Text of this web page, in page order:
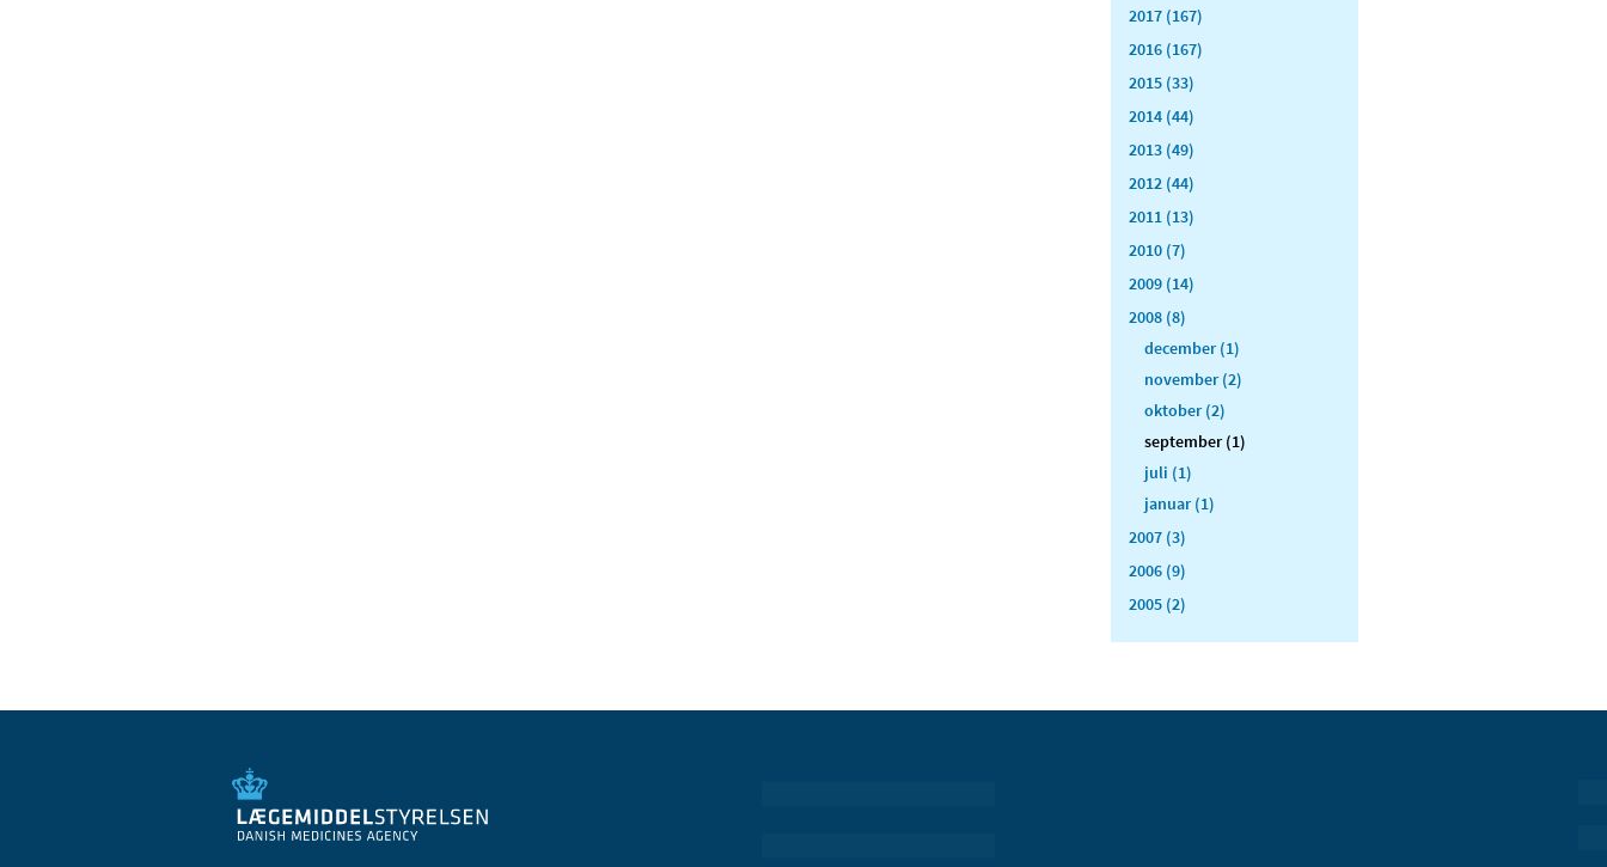
2017 (167)
2016 (167)
2015 (33)
2014 (44)
2013 (49)
2012 (44)
2011 (13)
2010 (7)
2009 (14)
2008 (8)
december (1)
november (2)
oktober (2)
september (1)
juli (1)
januar (1)
2007 (3)
2006 (9)
2005 (2)